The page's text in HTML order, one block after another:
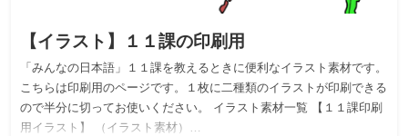
【イラスト】１１課の印刷用
「みんなの日本語」１１課を教えるときに便利なイラスト素材です。
こちらは印刷用のページです。１枚に二種類のイラストが印刷できる
ので半分に切ってお使いください。 イラスト素材一覧 【１１課印刷
用イラスト】 （イラスト素材）…